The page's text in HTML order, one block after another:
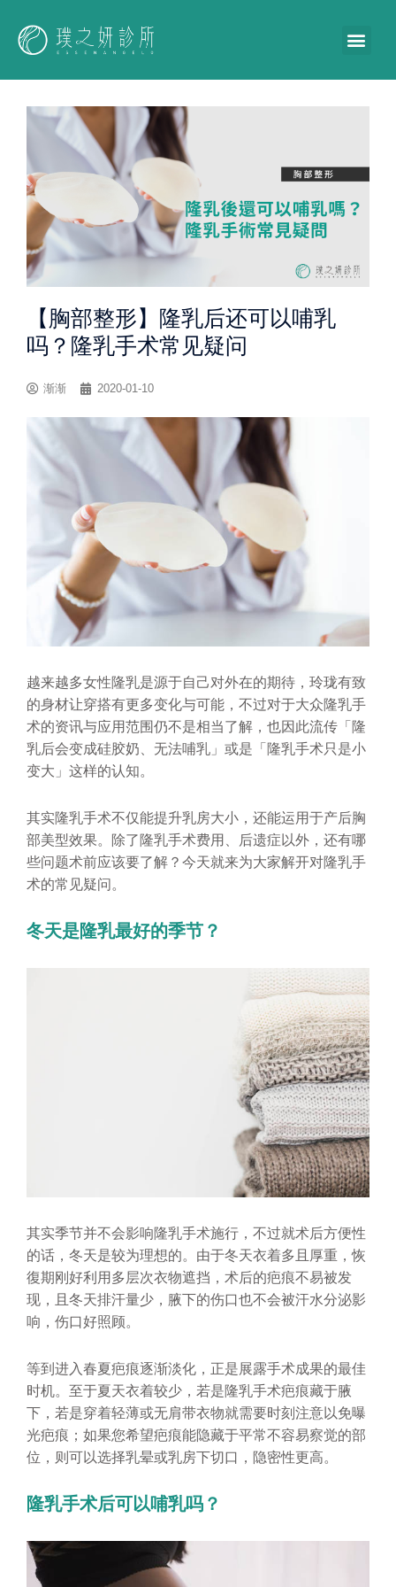
【胸部整形】隆乳后还可以哺乳
吗？隆乳手术常见疑问
渐渐 2020-01-10
越来越多女性隆乳是源于自己对外在的期待，玲珑有致
的身材让穿搭有更多变化与可能，不过对于大众隆乳手
术的资讯与应用范围仍不是相当了解，也因此流传「隆
乳后会变成硅胶奶、无法哺乳」或是「隆乳手术只是小
变大」这样的认知。
其实隆乳手术不仅能提升乳房大小，还能运用于产后胸
部美型效果。除了隆乳手术费用、后遗症以外，还有哪
些问题术前应该要了解？今天就来为大家解开对隆乳手
术的常见疑问。
冬天是隆乳最好的季节？
其实季节并不会影响隆乳手术施行，不过就术后方便性
的话，冬天是较为理想的。由于冬天衣着多且厚重，恢
復期刚好利用多层次衣物遮挡，术后的疤痕不易被发
现，且冬天排汗量少，腋下的伤口也不会被汗水分泌影
响，伤口好照顾。
等到进入春夏疤痕逐渐淡化，正是展露手术成果的最佳
时机。至于夏天衣着较少，若是隆乳手术疤痕藏于腋
下，若是穿着轻薄或无肩带衣物就需要时刻注意以免曝
光疤痕；如果您希望疤痕能隐藏于平常不容易察觉的部
位，则可以选择乳晕或乳房下切口，隐密性更高。
隆乳手术后可以哺乳吗？